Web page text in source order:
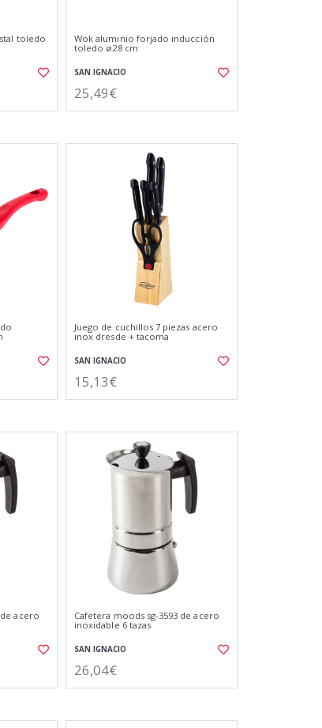
toledo
Wok aluminio forjado inducción
toledo ø28 cm
SAN IGNACIO
25,49€
Juego de cuchillos 7 piezas acero
inox dresde + tacoma
SAN IGNACIO
15,13€
acero
Cafetera moods sg-3593 de acero
inoxidable 6 tazas
SAN IGNACIO
26,04€